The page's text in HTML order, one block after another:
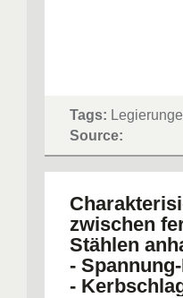
Tags:
Source:
zwischen
Stählen
-
-